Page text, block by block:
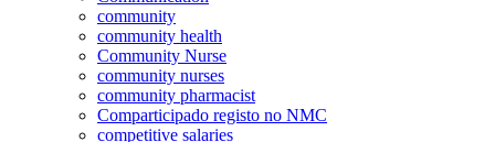
community
community health
Community Nurse
community nurses
community pharmacist
Comparticipado registo no NMC
competitive salaries